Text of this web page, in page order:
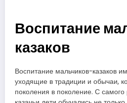
Воспитание
казаков
Воспитание мальчиков-казаков
уходящие в традиции и обычаи,
поколения в поколение. С самого